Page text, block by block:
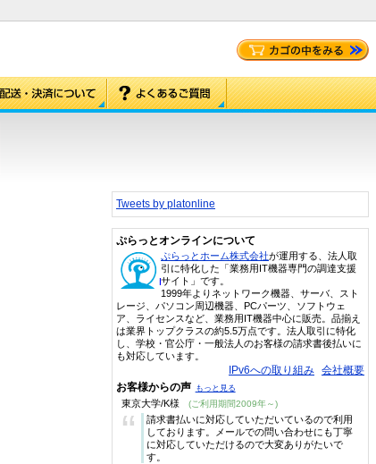
Tweets by platonline
ぷらっとオンラインについて
ぷらっとホーム株式会社が運用する、法人取
引に特化した「業務用IT機器専門の調達支援
サイト」です。
1999年よりネットワーク機器、サーバ、スト
レージ、パソコン周辺機器、PCパーツ、ソフトウェ
ア、ライセンスなど、業務用IT機器中心に販売。品揃え
は業界トップクラスの約5.5万点です。法人取引に特化
し、学校・官公庁・一般法人のお客様の請求書後払いに
も対応しています。
IPv6への取り組み 会社概要
お客様からの声 もっと見る
東京大学/K様 (ご利用期間2009年～)
“
請求書払いに対応していただいているので利用
しております。メールでの問い合わせにも丁寧
に対応していただけるので大変ありがたいで
す。